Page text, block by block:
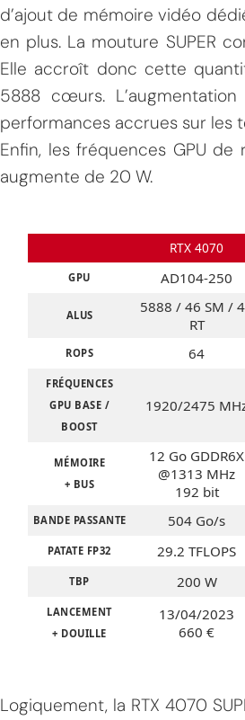
d’ajout de mémoire vidéo
en plus. La mouture SUPER
Elle accroît donc cette
5888 cœurs.
performances accrues sur les
Enfin, les fréquences GPU
augmente de 20 W.
RTX 4070
GPU AD104-250
ALUS
5888 / 46 SM /
RT
ROPS 64
FRÉQUENCES
GPU BASE /
BOOST
1920/2475
MÉMOIRE
+ BUS
12 Go GDDR6X
@1313 MHz
192 bit
BANDE PASSANTE 504 Go/s
PATATE FP32 29.2 TFLOPS
TBP 200 W
LANCEMENT
+ DOUILLE
13/04/2023
660 €
Logiquement, la RTX 4070